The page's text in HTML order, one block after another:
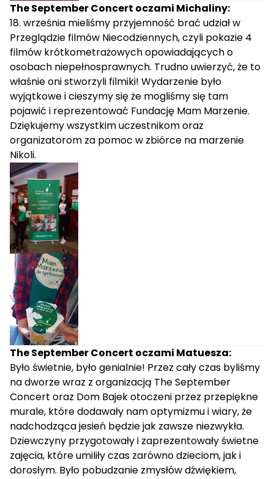
The September Concert oczami Michaliny:
18. września mieliśmy przyjemność brać udział w
Przeglądzie filmów Niecodziennych, czyli pokazie 4
filmów krótkometrażowych opowiadających o
osobach niepełnosprawnych. Trudno uwierzyć, że to
właśnie oni stworzyli filmiki! Wydarzenie było
wyjątkowe i cieszymy się że mogliśmy się tam
pojawić i reprezentować Fundację Mam Marzenie.
Dziękujemy wszystkim uczestnikom oraz
organizatorom za pomoc w zbiórce na marzenie
Nikoli.
The September Concert oczami Matuesza:
Było świetnie, było genialnie! Przez cały czas byliśmy
na dworze wraz z organizacją The September
Concert oraz Dom Bajek otoczeni przez przepiękne
murale, które dodawały nam optymizmu i wiary, że
nadchodząca jesień będzie jak zawsze niezwykła.
Dziewczyny przygotowały i zaprezentowały świetne
zajęcia, które umiliły czas zarówno dzieciom, jak i
dorosłym. Było pobudzanie zmysłów dźwiękiem,